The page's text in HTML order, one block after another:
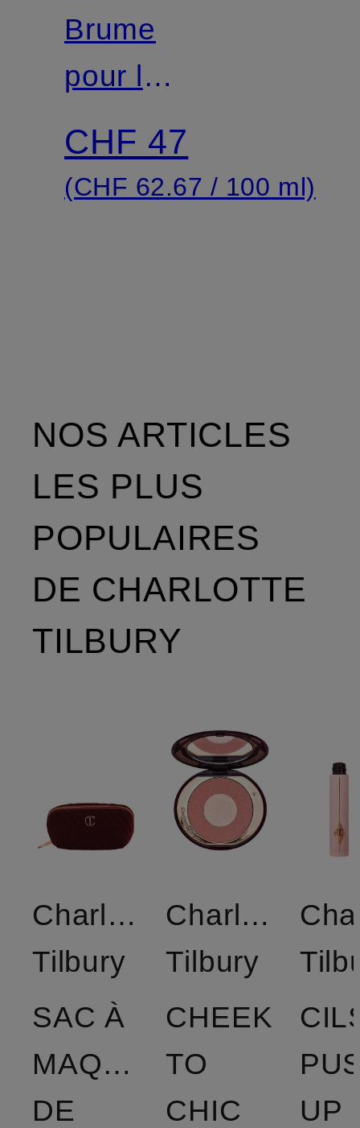
MAGIQUE
DE
CHARLOTTE
Brume
pour le
visage
CHF 47
(CHF 62.67 / 100 ml)
NOS ARTICLES
LES PLUS
POPULAIRES
DE CHARLOTTE
TILBURY
Charlotte
Tilbury
SAC À
MAQUILLAGE
DE
Charlotte
Tilbury
CHEEK
TO
CHIC
UP